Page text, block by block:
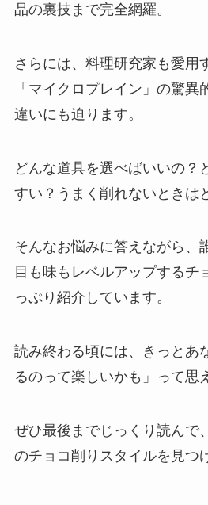
品の裏技まで完全網羅。
さらには、料理研究家も愛用
「マイクロプレイン」の驚異
違いにも迫ります。
どんな道具を選べばいいの？
すい？うまく削れないときは
そんなお悩みに答えながら、
目も味もレベルアップするチ
っぷり紹介しています。
読み終わる頃には、きっとあ
るのって楽しいかも」って思
ぜひ最後までじっくり読んで
のチョコ削りスタイルを見つ